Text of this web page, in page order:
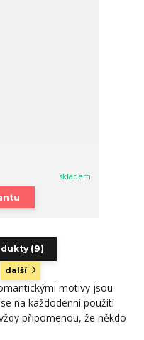
skladem
(9)
další
motivy jsou
na každodenní použití
připomenou, že někdo